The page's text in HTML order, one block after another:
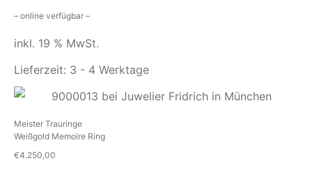
– online verfügbar –
inkl. 19 % MwSt.
Lieferzeit: 3 - 4 Werktage
Meister Trauringe
Weißgold Memoire Ring
€4.250,00